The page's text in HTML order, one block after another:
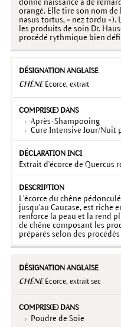
donne naissance à de
orangé. Elle tire son nom
nasus tortus, « nez tordu »).
les produits de soin Dr.
procédé rythmique bien
CHÊNEÉcorce, extrait
Après-Shampooing
Cure Intensive Jour/Nuit
Extrait d'écorce de Quercus
L'écorce du chêne
jusqu'au Caucase, est riche
renforce la peau et la rend
de chêne composant les
préparés selon des
CHÊNEÉcorce, extrait sec
Poudre de Soie